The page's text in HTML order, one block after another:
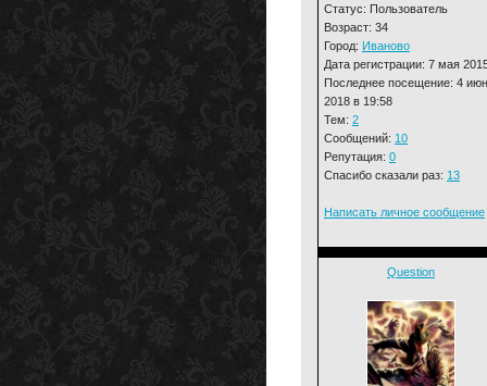
Статус: Пользователь
Возраст: 34
Город: Иваново
Дата регистрации: 7 мая
Последнее посещение: 4 июн
2018 в 19:58
Тем: 2
Сообщений: 10
Репутация: 0
Спасибо сказали раз: 13
Написать личное сообщение
Question